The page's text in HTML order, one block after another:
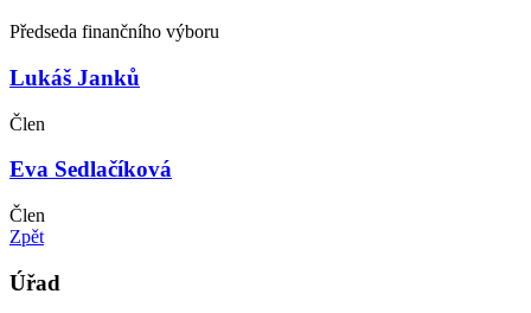
Předseda finančního výboru
Lukáš Janků
Člen
Eva Sedlačíková
Člen
Zpět
Úřad